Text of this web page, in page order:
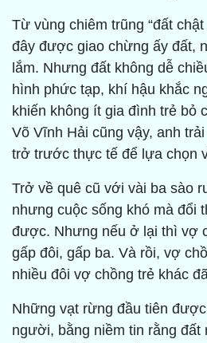
Từ vùng chiêm trũng “đất
đây được giao chừng ấy đất,
lắm. Nhưng đất không dễ
hình phức tạp, khí hậu khắc
khiến không ít gia đình trẻ bỏ
Võ Vĩnh Hải cũng vậy, anh
trở trước thực tế để lựa chọn
Trở về quê cũ với vài ba sào
nhưng cuộc sống khó mà đổi
được. Nhưng nếu ở lại thì vợ
gấp đôi, gấp ba. Và rồi, vợ
nhiều đôi vợ chồng trẻ khác
Những vạt rừng đầu tiên
người, bằng niềm tin rằng đất